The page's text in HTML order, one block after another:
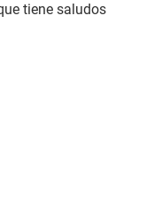
tiene saludos